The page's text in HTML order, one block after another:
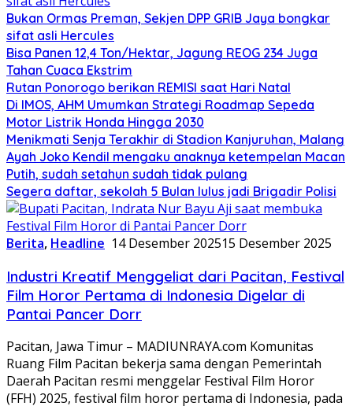
Bukan Ormas Preman, Sekjen DPP GRIB Jaya bongkar
sifat asli Hercules
Bisa Panen 12,4 Ton/Hektar, Jagung REOG 234 Juga
Tahan Cuaca Ekstrim
Rutan Ponorogo berikan REMISI saat Hari Natal
Di IMOS, AHM Umumkan Strategi Roadmap Sepeda
Motor Listrik Honda Hingga 2030
Menikmati Senja Terakhir di Stadion Kanjuruhan, Malang
Ayah Joko Kendil mengaku anaknya ketempelan Macan
Putih, sudah setahun sudah tidak pulang
Segera daftar, sekolah 5 Bulan lulus jadi Brigadir Polisi
Berita, Headline 14 Desember 202515 Desember 2025
Industri Kreatif Menggeliat dari Pacitan, Festival
Film Horor Pertama di Indonesia Digelar di
Pantai Pancer Dorr
Pacitan, Jawa Timur – MADIUNRAYA.com Komunitas
Ruang Film Pacitan bekerja sama dengan Pemerintah
Daerah Pacitan resmi menggelar Festival Film Horor
(FFH) 2025, festival film horor pertama di Indonesia, pada